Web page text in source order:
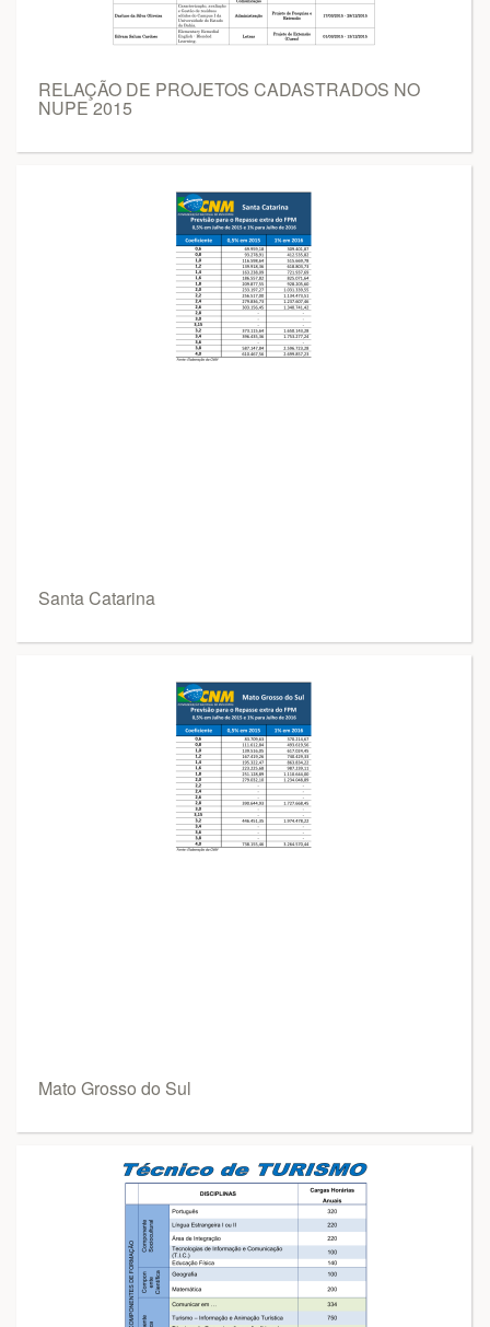
RELAÇÃO DE PROJETOS CADASTRADOS NO
NUPE 2015
Santa Catarina
Mato Grosso do Sul